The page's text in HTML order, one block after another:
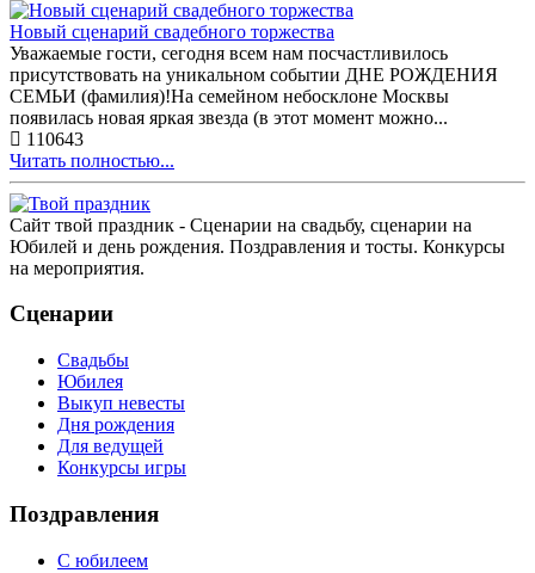
Новый сценарий свадебного торжества
Уважаемые гости, сегодня всем нам посчастливилось
присутствовать на уникальном событии ДНЕ РОЖДЕНИЯ
СЕМЬИ (фамилия)!На семейном небосклоне Москвы
появилась новая яркая звезда (в этот момент можно...
110643
Читать полностью...
Сайт твой праздник - Сценарии на свадьбу, сценарии на
Юбилей и день рождения. Поздравления и тосты. Конкурсы
на мероприятия.
Сценарии
Свадьбы
Юбилея
Выкуп невесты
Дня рождения
Для ведущей
Конкурсы игры
Поздравления
С юбилеем